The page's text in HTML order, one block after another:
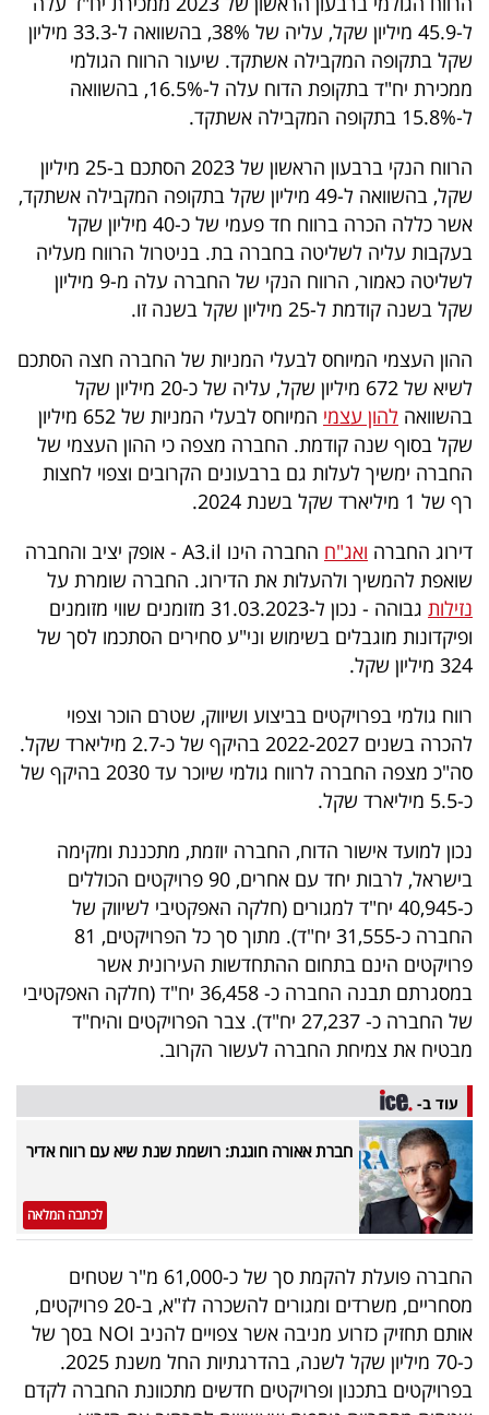
שיתופי
פעולה
דרושים
ניוזלטרים
מייל
אדום
פרסמו
באייס
אחרינו:
ל-45.9 מיליון שקל, עליה של 38%, בהשוואה ל-33.3 מיליון
שקל בתקופה המקבילה אשתקד. שיעור הרווח הגולמי
ממכירת יח"ד בתקופת הדוח עלה ל-16.5%, בהשוואה
ל-15.8% בתקופה המקבילה אשתקד.
הרווח הנקי ברבעון הראשון של 2023 הסתכם ב-25 מיליון
שקל, בהשוואה ל-49 מיליון שקל בתקופה המקבילה אשתקד,
אשר כללה הכרה ברווח חד פעמי של כ-40 מיליון שקל
בעקבות עליה לשליטה בחברה בת. בניטרול הרווח מעליה
לשליטה כאמור, הרווח הנקי של החברה עלה מ-9 מיליון
שקל בשנה קודמת ל-25 מיליון שקל בשנה זו.
ההון העצמי המיוחס לבעלי המניות של החברה חצה הסתכם
לשיא של 672 מיליון שקל, עליה של כ-20 מיליון שקל
בהשוואה להון עצמי
המיוחס לבעלי המניות של 652 מיליון
שקל בסוף שנה קודמת. החברה מצפה כי ההון העצמי של
החברה ימשיך לעלות גם ברבעונים הקרובים וצפוי לחצות
רף של 1 מיליארד שקל בשנת 2024.
דירוג החברה ואג"ח
החברה הינו A3.il - אופק יציב והחברה
שואפת להמשיך ולהעלות את הדירוג. החברה שומרת על
נזילות
גבוהה - נכון ל-31.03.2023 מזומנים שווי מזומנים
ופיקדונות מוגבלים בשימוש וני"ע סחירים הסתכמו לסך של
324 מיליון שקל.
רווח גולמי בפרויקטים בביצוע ושיווק, שטרם הוכר וצפוי
להכרה בשנים 2022-2027 בהיקף של כ-2.7 מיליארד שקל.
סה"כ מצפה החברה לרווח גולמי שיוכר עד 2030 בהיקף של
כ-5.5 מיליארד שקל.
נכון למועד אישור הדוח, החברה יוזמת, מתכננת ומקימה
בישראל, לרבות יחד עם אחרים, 90 פרויקטים הכוללים
כ-40,945 יח"ד למגורים (חלקה האפקטיבי לשיווק של
החברה כ-31,555 יח"ד). מתוך סך כל הפרויקטים, 81
פרויקטים הינם בתחום ההתחדשות העירונית אשר
במסגרתם תבנה החברה כ- 36,458 יח"ד (חלקה האפקטיבי
של החברה כ- 27,237 יח"ד). צבר הפרויקטים והיח"ד
מבטיח את צמיחת החברה לעשור הקרוב.
עוד ב-
חברת אאורה חוגגת: רושמת שנת שיא עם רווח אדיר
לכתבה המלאה
החברה פועלת להקמת סך של כ-61,000 מ"ר שטחים
מסחריים, משרדים ומגורים להשכרה לז"א, ב-20 פרויקטים,
אותם תחזיק כזרוע מניבה אשר צפויים להניב NOI בסך של
כ-70 מיליון שקל לשנה, בהדרגתיות החל משנת 2025.
בפרויקטים בתכנון ופרויקטים חדשים מתכוונת החברה לקדם